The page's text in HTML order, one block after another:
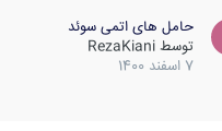
حامل های اتمی سوئد
توسط RezaKiani
7 اسفند 1400